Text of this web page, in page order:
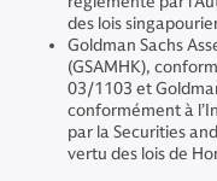
des lois
Goldman Sachs
(GSAMHK),
03/1103 et
conformément à
par la Securities
vertu des lois de